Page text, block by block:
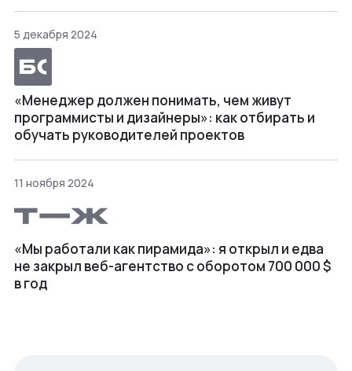
5 декабря 2024
«Менеджер должен понимать, чем живут
программисты и дизайнеры»: как отбирать и
обучать руководителей проектов
11 ноября 2024
«Мы работали как пирамида»: я открыл и едва
не закрыл веб⁠-⁠агентство с оборотом 700 000 $
в год